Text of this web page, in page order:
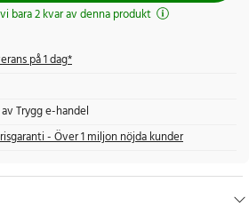
bara 2 kvar av denna produkt
på 1 dag*
Trygg e-handel
- Över 1 miljon nöjda kunder